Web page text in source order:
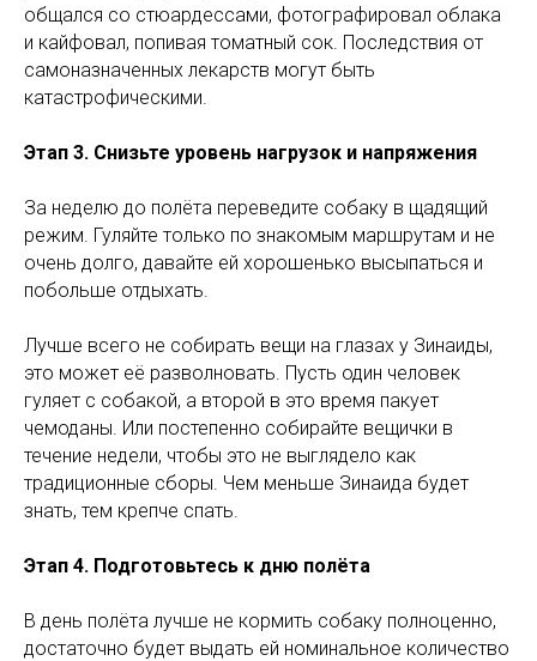
общался со стюардессами, фотографировал облака
и кайфовал, попивая томатный сок. Последствия от
самоназначенных лекарств могут быть
катастрофическими.
Этап 3. Снизьте уровень нагрузок и напряжения
За неделю до полёта переведите собаку в щадящий
режим. Гуляйте только по знакомым маршрутам и не
очень долго, давайте ей хорошенько высыпаться и
побольше отдыхать.
Лучше всего не собирать вещи на глазах у Зинаиды,
это может её разволновать. Пусть один человек
гуляет с собакой, а второй в это время пакует
чемоданы. Или постепенно собирайте вещички в
течение недели, чтобы это не выглядело как
традиционные сборы. Чем меньше Зинаида будет
знать, тем крепче спать.
Этап 4. Подготовьтесь к дню полёта
В день полёта лучше не кормить собаку полноценно,
достаточно будет выдать ей номинальное количество